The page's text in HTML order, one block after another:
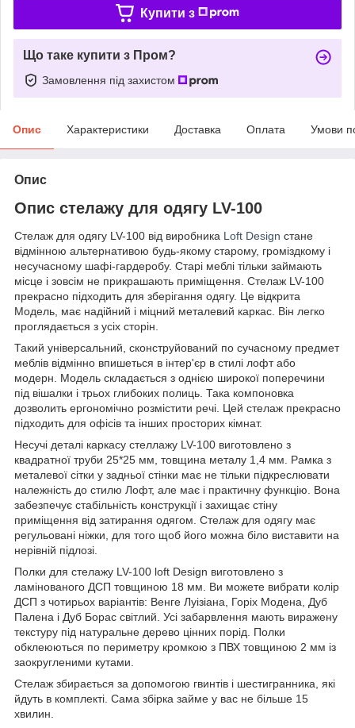
Купити з
Що таке купити з Пром?
Замовлення під захистом
Опис Характеристики Доставка Оплата Умови
Опис
Опис стелажу для одягу LV-100
Стелаж для одягу LV-100 від виробника Loft Design стане
відмінною альтернативою будь-якому старому, громіздкому і
несучасному шафі-гардеробу. Старі меблі тільки займають
місце і зовсім не прикрашають приміщення. Стелаж LV-100
прекрасно підходить для зберігання одягу. Це відкрита
Модель, має надійний і міцний металевий каркас. Він легко
проглядається з усіх сторін.
Такий універсальний, сконструйований по сучасному предмет
меблів відмінно впишеться в інтер'єр в стилі лофт або
модерн. Модель складається з однією широкої поперечини
під вішалки і трьох глибоких полиць. Така компоновка
дозволить ергономічно розмістити речі. Цей стелаж прекрасно
підходить для офісів та інших просторих кімнат.
Несучі деталі каркасу стеллажу LV-100 виготовлено з
квадратної труби 25*25 мм, товщина металу 1,4 мм. Рамка з
металевої сітки у задньої стінки має не тільки підкреслювати
належність до стилю Лофт, але має і практичну функцію. Вона
забезпечує стабільність конструкції і захищає стіну
приміщення від затирання одягом. Стелаж для одягу має
регульовані ніжки, для того щоб його можна біло виставити на
нерівній підлозі.
Полки для стелажу LV-100 loft Design виготовлено з
ламінованого ДСП товщиною 18 мм. Ви можете вибрати колір
ДСП з чотирьох варіантів: Венге Луізіана, Горіх Модена, Дуб
Палена і Дуб Борас світлий. Усi забарвлення мають виражену
текстуру під натуральне дерево цінних порід. Полки
обклеюються по периметру кромкою з ПВХ товщиною 2 мм із
заокругленими кутами.
Стелаж збирається за допомогою гвинтів і шестигранника, які
йдуть в комплекті. Сама збірка займе у вас не більше 15
хвилин.